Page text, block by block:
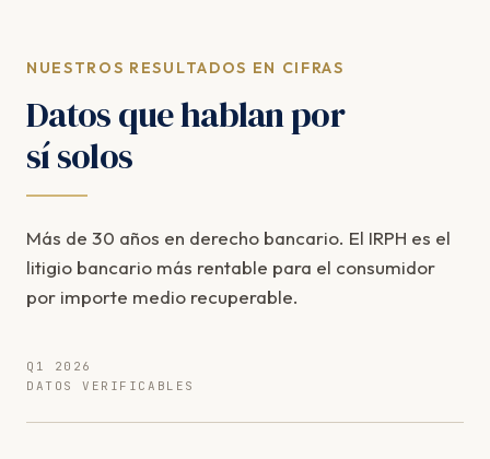
NUESTROS RESULTADOS EN CIFRAS
Datos que hablan por
sí solos
Más de 30 años en derecho bancario. El IRPH es el
litigio bancario más rentable para el consumidor
por importe medio recuperable.
Q1 2026
DATOS VERIFICABLES